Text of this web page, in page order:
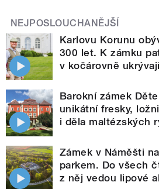
NEJPOSLOUCHANĚJŠÍ
Karlovu Korunu
300 let. K zámku
v kočárovně
Barokní zámek
unikátní fresky,
i děla maltézských
Zámek v Náměšti
parkem. Do všech
z něj vedou lipové